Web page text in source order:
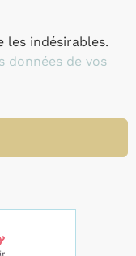
les indésirables.
données de vos